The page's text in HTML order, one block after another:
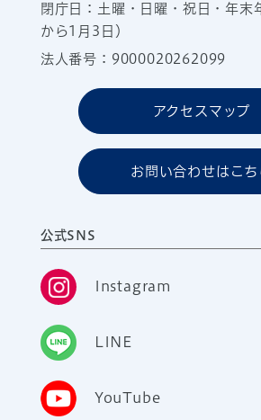
閉庁日：土曜・日曜・祝日・年末
から1月3日）
法人番号：9000020262099
アクセスマップ
お問い合わせはこち
公式SNS
Instagram
LINE
YouTube